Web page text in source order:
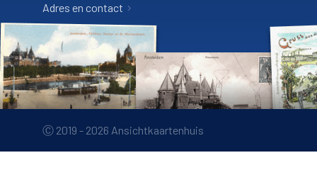
Adres en contact
Ⓒ 2019 - 2026 Ansichtkaartenhuis